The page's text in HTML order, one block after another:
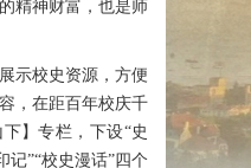
精神财富，也是师
示校史资源，方便
，在距百年校庆千
】专栏，下设“史
记”“校史漫话”四个